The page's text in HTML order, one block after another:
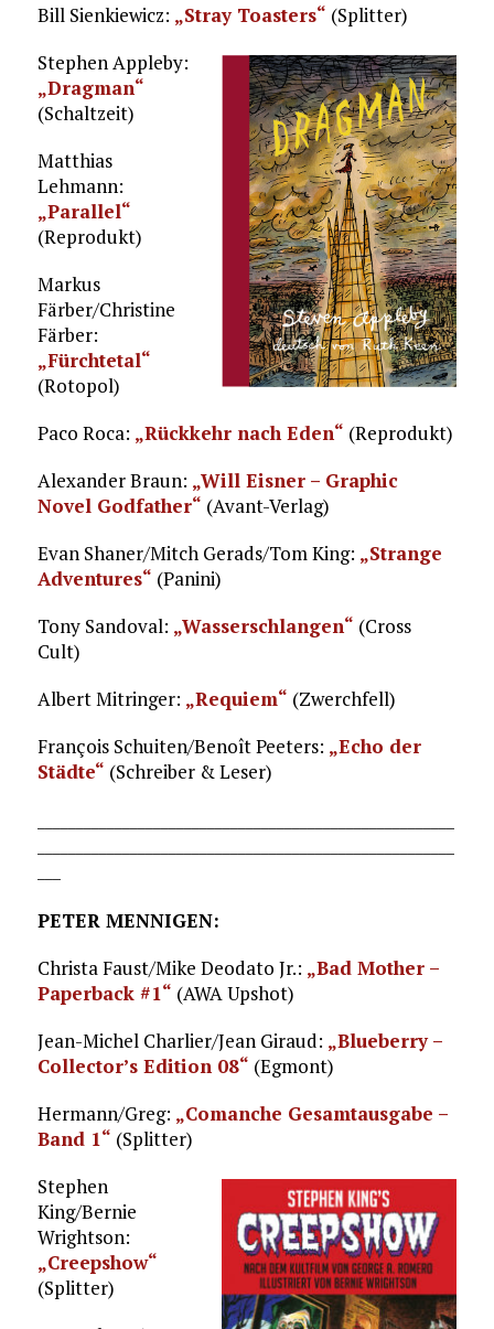
Bill Sienkiewicz: „Stray Toasters“ (Splitter)
Stephen Appleby:
„Dragman“
(Schaltzeit)
Matthias
Lehmann:
„Parallel“
(Reprodukt)
Markus
Färber/Christine
Färber:
„Fürchtetal“
(Rotopol)
Paco Roca: „Rückkehr nach Eden“ (Reprodukt)
Alexander Braun: „Will Eisner – Graphic
Novel Godfather“ (Avant-Verlag)
Evan Shaner/Mitch Gerads/Tom King: „Strange
Adventures“ (Panini)
Tony Sandoval: „Wasserschlangen“ (Cross
Cult)
Albert Mitringer: „Requiem“ (Zwerchfell)
François Schuiten/Benoît Peeters: „Echo der
Städte“ (Schreiber & Leser)
PETER MENNIGEN:
Christa Faust/Mike Deodato Jr.: „Bad Mother –
Paperback #1“ (AWA Upshot)
Jean-Michel Charlier/Jean Giraud: „Blueberry –
Collector’s Edition 08“ (Egmont)
Hermann/Greg: „Comanche Gesamtausgabe –
Band 1“ (Splitter)
Stephen
King/Bernie
Wrightson:
„Creepshow“
(Splitter)